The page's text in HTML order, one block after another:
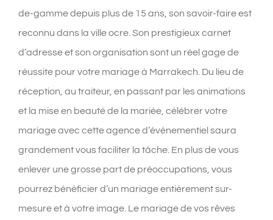
de-gamme depuis plus de 15 ans, son savoir-faire est
reconnu dans la ville ocre. Son prestigieux carnet
d’adresse et son organisation sont un réel gage de
réussite pour votre mariage à Marrakech. Du lieu de
réception, au traiteur, en passant par les animations
et la mise en beauté de la mariée, célébrer votre
mariage avec cette agence d’événementiel saura
grandement vous faciliter la tâche. En plus de vous
enlever une grosse part de préoccupations, vous
pourrez bénéficier d’un mariage entièrement sur-
mesure et à votre image. Le mariage de vos rêves